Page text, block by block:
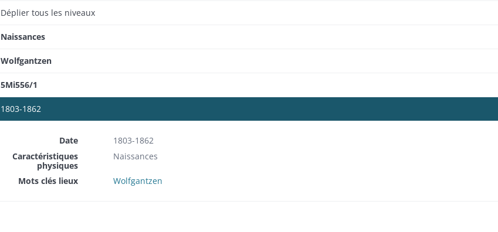
Dépliertous les niveaux
Naissances
Wolfgantzen
5Mi556/1
1803-1862
Date
1803-1862
Caractéristiques
physiques
Naissances
Mots clés lieux Wolfgantzen